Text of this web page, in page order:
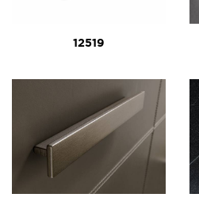
12519